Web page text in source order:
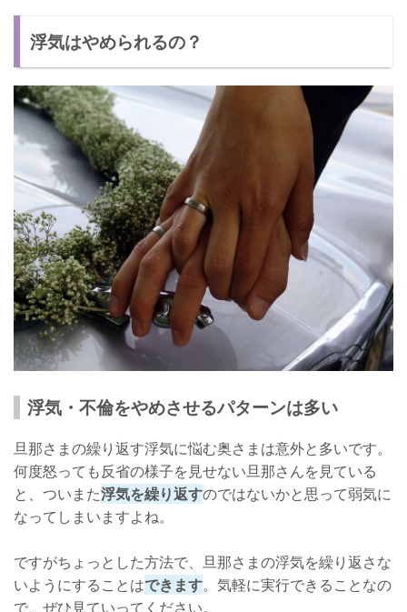
いつも通りにふるまう
何回も浮気するような男はダメ！
浮気はやめられるの？
浮気・不倫をやめさせるパターンは多い
旦那さまの繰り返す浮気に悩む奥さまは意外と多いです。
何度怒っても反省の様子を見せない旦那さんを見ている
と、ついまた浮気を繰り返すのではないかと思って弱気に
なってしまいますよね。
ですがちょっとした方法で、旦那さまの浮気を繰り返さな
いようにすることはできます。気軽に実行できることなの
で、ぜひ見ていってください。